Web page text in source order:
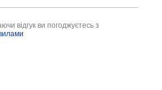
відгук ви погоджуєтесь з